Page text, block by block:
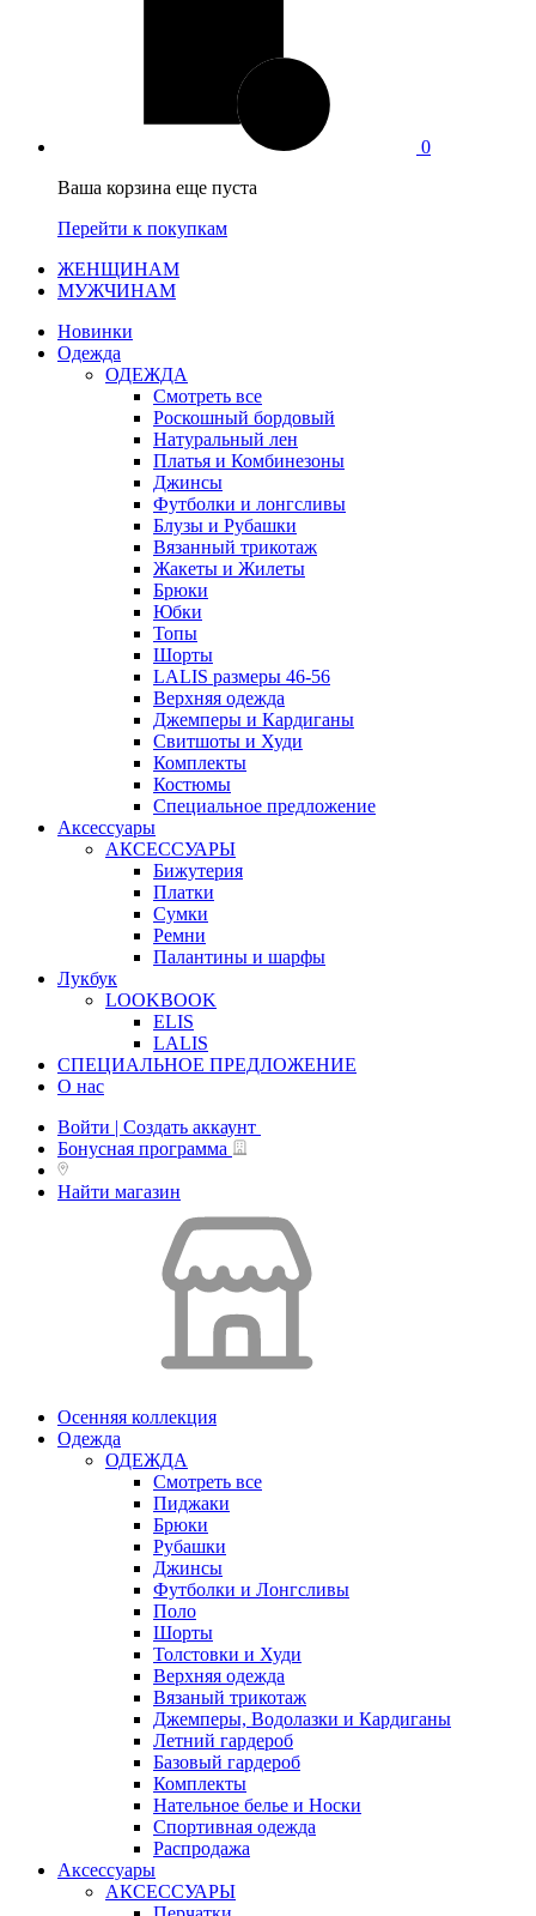
0
Ваша корзина еще пуста
Перейти к покупкам
ЖЕНЩИНАМ
МУЖЧИНАМ
Новинки
Одежда
ОДЕЖДА
Смотреть все
Роскошный бордовый
Натуральный лен
Платья и Комбинезоны
Джинсы
Футболки и лонгсливы
Блузы и Рубашки
Вязанный трикотаж
Жакеты и Жилеты
Брюки
Юбки
Топы
Шорты
LALIS размеры 46-56
Верхняя одежда
Джемперы и Кардиганы
Свитшоты и Худи
Комплекты
Костюмы
Специальное предложение
Аксессуары
АКСЕССУАРЫ
Бижутерия
Платки
Сумки
Ремни
Палантины и шарфы
Лукбук
LOOKBOOK
ELIS
LALIS
СПЕЦИАЛЬНОЕ ПРЕДЛОЖЕНИЕ
О нас
Войти | Создать аккаунт
Бонусная программа
Найти магазин
Осенняя коллекция
Одежда
ОДЕЖДА
Смотреть все
Пиджаки
Брюки
Рубашки
Джинсы
Футболки и Лонгсливы
Поло
Шорты
Толстовки и Худи
Верхняя одежда
Вязаный трикотаж
Джемперы, Водолазки и Кардиганы
Летний гардероб
Базовый гардероб
Комплекты
Нательное белье и Носки
Спортивная одежда
Распродажа
Аксессуары
АКСЕССУАРЫ